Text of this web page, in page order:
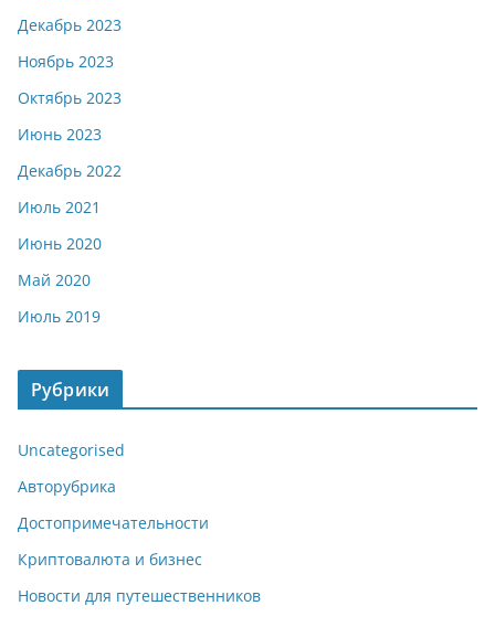
Декабрь 2023
Ноябрь 2023
Октябрь 2023
Июнь 2023
Декабрь 2022
Июль 2021
Июнь 2020
Май 2020
Июль 2019
Рубрики
Uncategorised
Авторубрика
Достопримечательности
Криптовалюта и бизнес
Новости для путешественников